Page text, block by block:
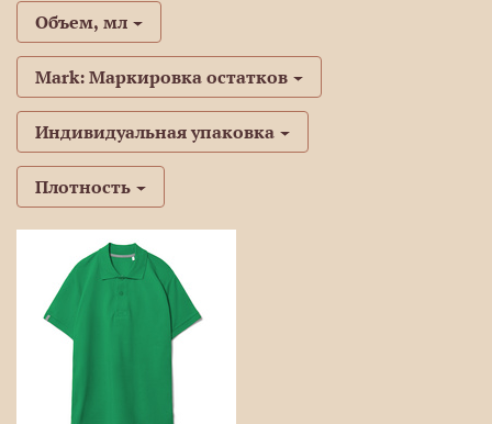
Объем, мл
Mark: Маркировка остатков
Индивидуальная упаковка
Плотность